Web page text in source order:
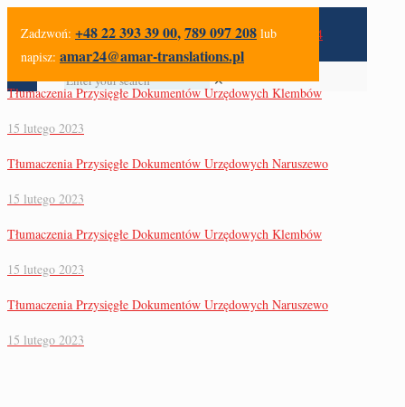
✕
Zadzwoń: +48 22 393 39 00,789 097 208 lub
napisz: amar24@amar-translations.pl
Tłumaczenia Przysięgłe Dokumentów Urzędowych Klembów
15 lutego 2023
Tłumaczenia Przysięgłe Dokumentów Urzędowych Naruszewo
15 lutego 2023
Tłumaczenia Przysięgłe Dokumentów Urzędowych Klembów
15 lutego 2023
Tłumaczenia Przysięgłe Dokumentów Urzędowych Naruszewo
15 lutego 2023